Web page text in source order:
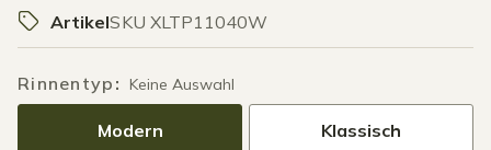
ArtikelSKU XLTP11040W
Rinnentyp : Keine Auswahl
Modern Klassisch